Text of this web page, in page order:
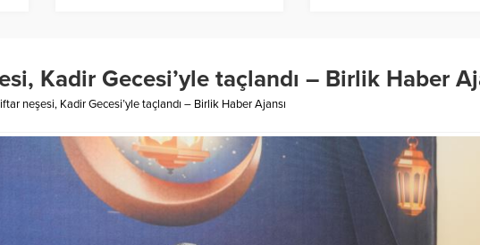
Kadir Gecesi’yle taçlandı – Birlik Haber
iftar neşesi, Kadir Gecesi’yle taçlandı – Birlik Haber Ajansı